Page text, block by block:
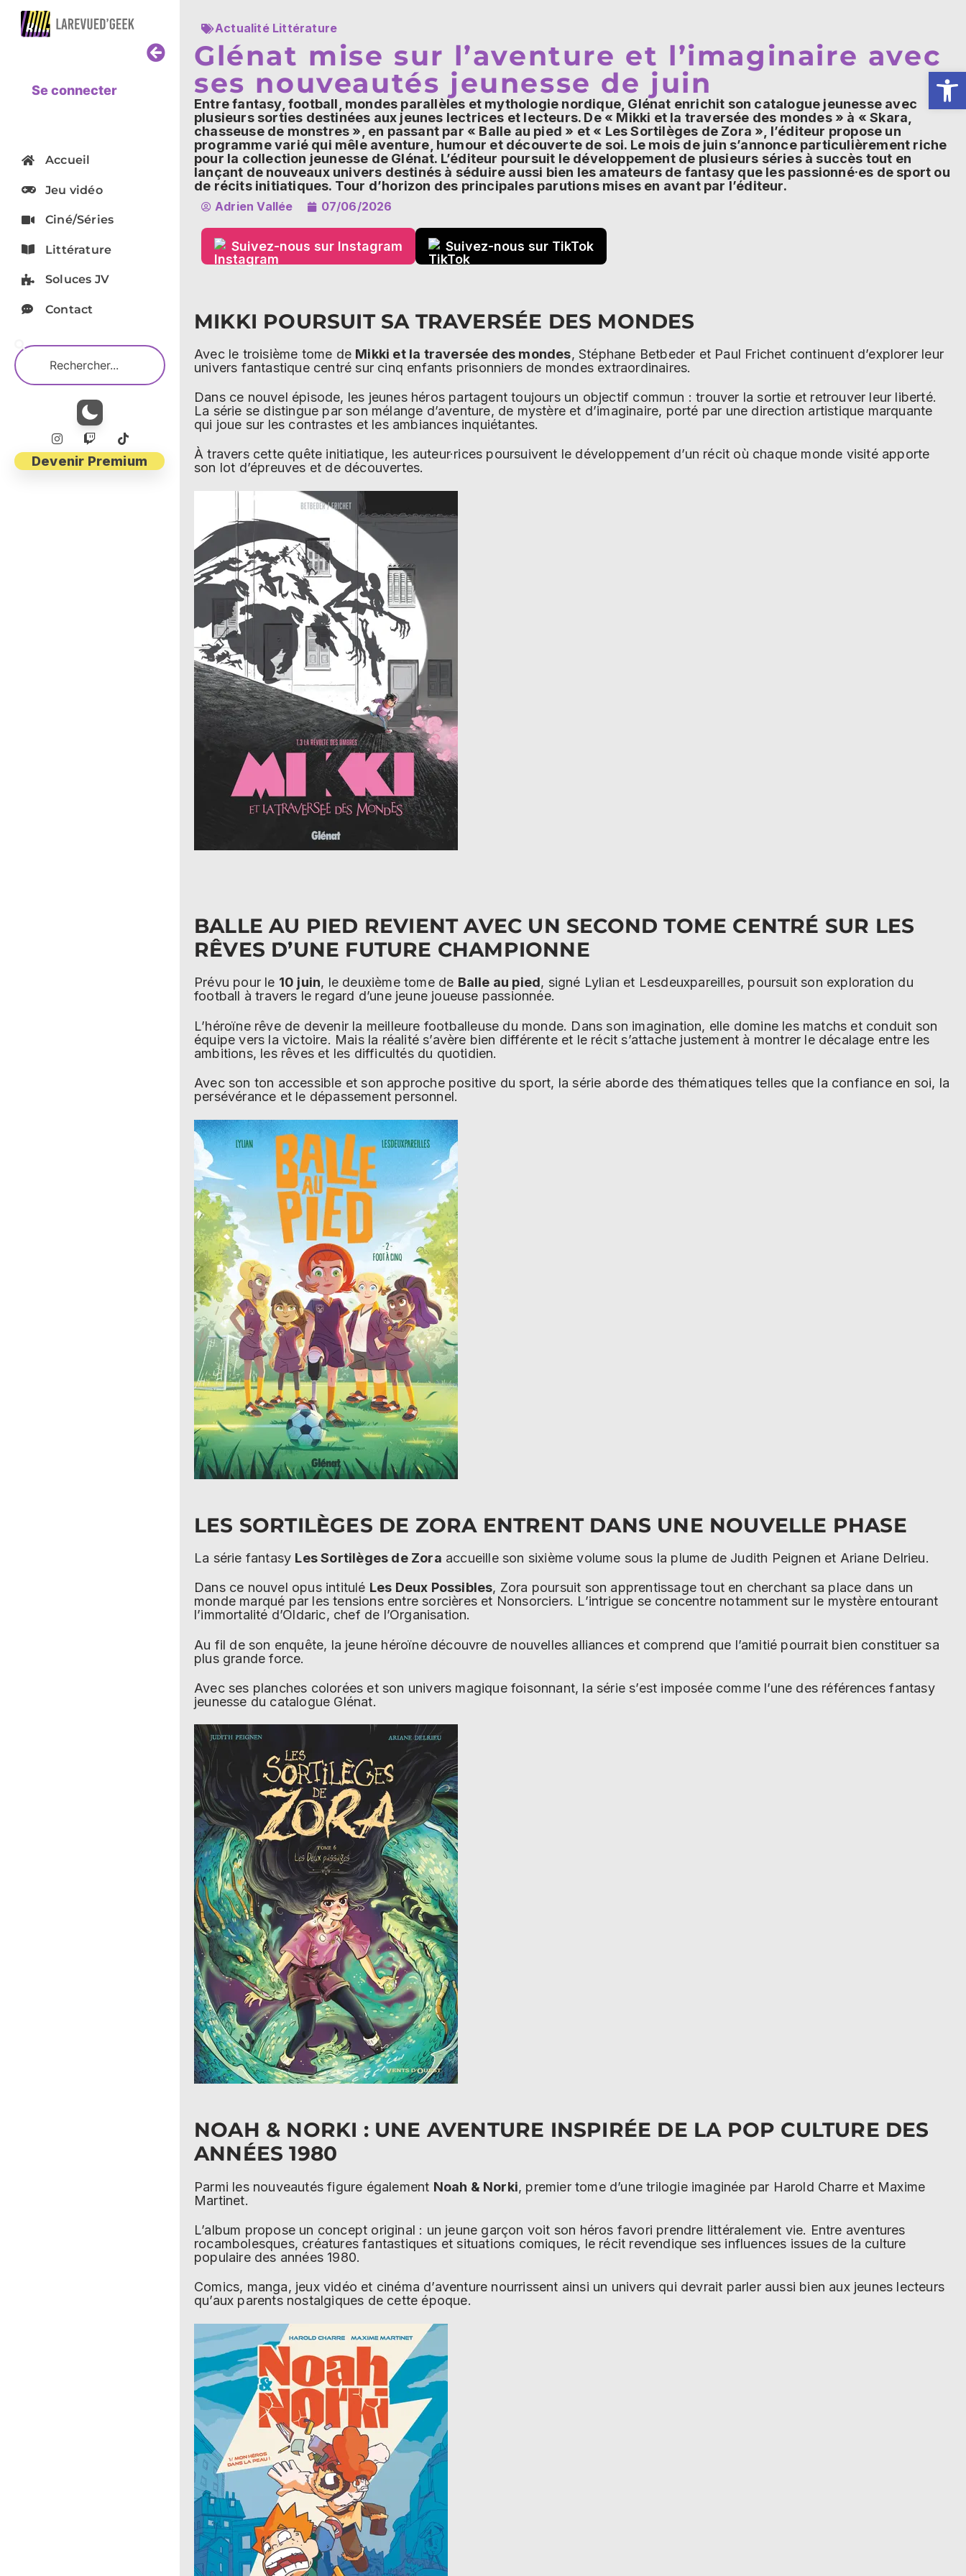
Se connecter
Accueil
Jeu vidéo
Ciné/Séries
Littérature
Soluces JV
Contact
Devenir Premium
Actualité Littérature
Glénat mise sur l’aventure et l’imaginaire avec
ses nouveautés jeunesse de juin
Entre fantasy, football, mondes parallèles et mythologie nordique, Glénat enrichit son catalogue jeunesse avec
plusieurs sorties destinées aux jeunes lectrices et lecteurs. De « Mikki et la traversée des mondes » à « Skara,
chasseuse de monstres », en passant par « Balle au pied » et « Les Sortilèges de Zora », l’éditeur propose un
programme varié qui mêle aventure, humour et découverte de soi. Le mois de juin s’annonce particulièrement riche
pour la collection jeunesse de Glénat. L’éditeur poursuit le développement de plusieurs séries à succès tout en
lançant de nouveaux univers destinés à séduire aussi bien les amateurs de fantasy que les passionné·es de sport ou
de récits initiatiques. Tour d’horizon des principales parutions mises en avant par l’éditeur.
Adrien Vallée 07/06/2026
Suivez-nous sur Instagram Suivez-nous sur TikTok
MIKKI POURSUIT SA TRAVERSÉE DES MONDES
Avec le troisième tome de Mikki et la traversée des mondes, Stéphane Betbeder et Paul Frichet continuent d’explorer leur
univers fantastique centré sur cinq enfants prisonniers de mondes extraordinaires.
Dans ce nouvel épisode, les jeunes héros partagent toujours un objectif commun : trouver la sortie et retrouver leur liberté.
La série se distingue par son mélange d’aventure, de mystère et d’imaginaire, porté par une direction artistique marquante
qui joue sur les contrastes et les ambiances inquiétantes.
À travers cette quête initiatique, les auteur·rices poursuivent le développement d’un récit où chaque monde visité apporte
son lot d’épreuves et de découvertes.
BALLE AU PIED REVIENT AVEC UN SECOND TOME CENTRÉ SUR LES
RÊVES D’UNE FUTURE CHAMPIONNE
Prévu pour le 10 juin, le deuxième tome de Balle au pied, signé Lylian et Lesdeuxpareilles, poursuit son exploration du
football à travers le regard d’une jeune joueuse passionnée.
L’héroïne rêve de devenir la meilleure footballeuse du monde. Dans son imagination, elle domine les matchs et conduit son
équipe vers la victoire. Mais la réalité s’avère bien différente et le récit s’attache justement à montrer le décalage entre les
ambitions, les rêves et les difficultés du quotidien.
Avec son ton accessible et son approche positive du sport, la série aborde des thématiques telles que la confiance en soi, la
persévérance et le dépassement personnel.
LES SORTILÈGES DE ZORA ENTRENT DANS UNE NOUVELLE PHASE
La série fantasy Les Sortilèges de Zora accueille son sixième volume sous la plume de Judith Peignen et Ariane Delrieu.
Dans ce nouvel opus intitulé Les Deux Possibles, Zora poursuit son apprentissage tout en cherchant sa place dans un
monde marqué par les tensions entre sorcières et Nonsorciers. L’intrigue se concentre notamment sur le mystère entourant
l’immortalité d’Oldaric, chef de l’Organisation.
Au fil de son enquête, la jeune héroïne découvre de nouvelles alliances et comprend que l’amitié pourrait bien constituer sa
plus grande force.
Avec ses planches colorées et son univers magique foisonnant, la série s’est imposée comme l’une des références fantasy
jeunesse du catalogue Glénat.
NOAH & NORKI : UNE AVENTURE INSPIRÉE DE LA POP CULTURE DES
ANNÉES 1980
Parmi les nouveautés figure également Noah & Norki, premier tome d’une trilogie imaginée par Harold Charre et Maxime
Martinet.
L’album propose un concept original : un jeune garçon voit son héros favori prendre littéralement vie. Entre aventures
rocambolesques, créatures fantastiques et situations comiques, le récit revendique ses influences issues de la culture
populaire des années 1980.
Comics, manga, jeux vidéo et cinéma d’aventure nourrissent ainsi un univers qui devrait parler aussi bien aux jeunes lecteurs
qu’aux parents nostalgiques de cette époque.